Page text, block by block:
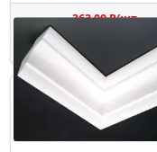
363,00 ₽/шт